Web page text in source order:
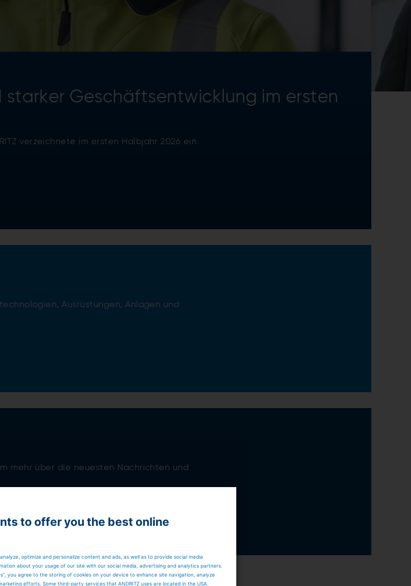
starker Geschäftsentwicklung im ersten
verzeichnete im ersten Halbjahr 2026 ein
Ausrüstungen, Anlagen und
mehr über die neuesten Nachrichten und
to offer you the best online
optimize and personalize content and ads, as well as to provide social media
about your usage of our site with our social media, advertising and analytics partners.
you agree to the storing of cookies on your device to enhance site navigation, analyze
efforts. Some third-party services that ANDRITZ uses are located in the USA.